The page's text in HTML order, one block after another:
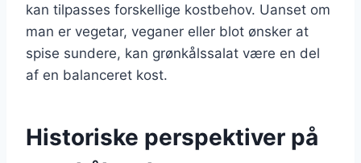
kan tilpasses forskellige kostbehov. Uanset om
man er vegetar, veganer eller blot ønsker at
spise sundere, kan grønkålssalat være en del
af en balanceret kost.
Historiske perspektiver på